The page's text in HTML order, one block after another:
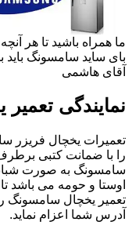
ما همراه باشید تا هر
آقای هاشمی
نمایندگی
تعمیرات یخچال
را با ضمانت کتبی
سامسونگ به صورت
اوستا و حومه می باشد
تعمیر یخچال سامسونگ
آدرس شما اعزام نماید.